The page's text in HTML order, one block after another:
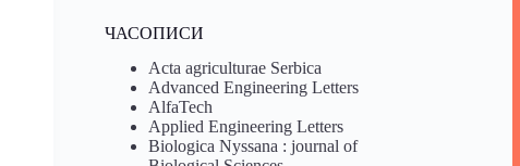
ЧАСОПИСИ
Acta agriculturae Serbica
Advanced Engineering Letters
AlfaTech
Applied Engineering Letters
Biologica Nyssana : journal of